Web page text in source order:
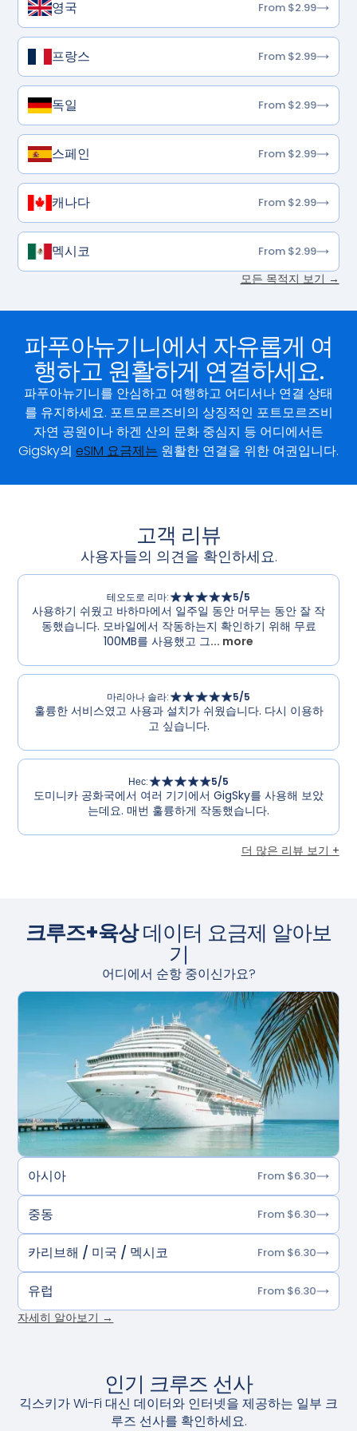
영국 From $2.99
프랑스 From $2.99
독일 From $2.99
스페인 From $2.99
캐나다 From $2.99
멕시코 From $2.99
모든 목적지 보기 →
파푸아뉴기니에서 자유롭게 여
행하고 원활하게 연결하세요.
파푸아뉴기니를 안심하고 여행하고 어디서나 연결 상태
를 유지하세요. 포트모르즈비의 상징적인 포트모르즈비
자연 공원이나 하겐 산의 문화 중심지 등 어디에서든
GigSky의 eSIM 요금제는 원활한 연결을 위한 여권입니다.
고객 리뷰
사용자들의 의견을 확인하세요.
테오도로 리마: 5/5
사용하기 쉬웠고 바하마에서 일주일 동안 머무는 동안 잘 작
동했습니다. 모바일에서 작동하는지 확인하기 위해 무료
100MB를 사용했고 그... more
마리아나 솔라: 5/5
훌륭한 서비스였고 사용과 설치가 쉬웠습니다. 다시 이용하
고 싶습니다.
Нес: 5/5
도미니카 공화국에서 여러 기기에서 GigSky를 사용해 보았
는데요. 매번 훌륭하게 작동했습니다.
더 많은 리뷰 보기 +
크루즈+육상데이터 요금제 알아보
기
어디에서 순항 중이신가요?
아시아 From $6.30
중동 From $6.30
카리브해 / 미국 / 멕시코 From $6.30
유럽 From $6.30
자세히 알아보기 →
인기 크루즈 선사
긱스키가 Wi-Fi 대신 데이터와 인터넷을 제공하는 일부 크
루즈 선사를 확인하세요.